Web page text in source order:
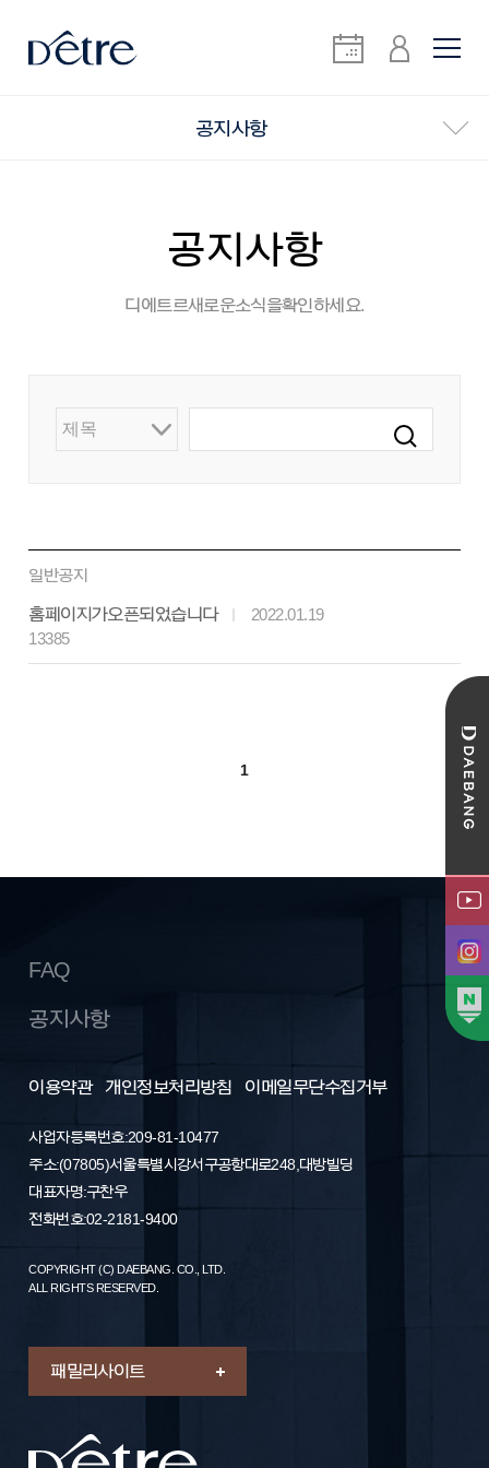
공지사항
공지사항
디에트르 새로운 소식을 확인하세요.
일반공지
홈페이지가 오픈되었습니다
2022.01.19
13385
1
FAQ
공지사항
이용약관 개인정보처리방침 이메일무단수집거부
사업자등록번호: 209-81-10477
주소 : (07805) 서울특별시 강서구 공항대로 248, 대방빌딩
대표자명 : 구찬우
전화번호 : 02-2181-9400
COPYRIGHT (C) DAEBANG. CO., LTD.
ALL RIGHTS RESERVED.
패밀리 사이트